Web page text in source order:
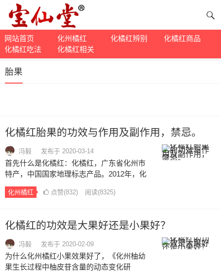
网站首页 化州橘红 化橘红辨别
化橘红商品
化橘红吃法
化橘红相关
胎果
化橘红胎果的功效与作用及副作用，禁忌。
冯毅 发布于 2020-03-14
首先什么是化橘红：化橘红，广东省化州市
特产，中国国家地理标志产品。2012年，化
橘红（中药文化）入选广东省非物质文化遗
产项目，同年化橘红被列入《美国药典》。
含“类素互呔”等有效成分，不仅止咳化痰的功
效神奇，更为可贵的是对人体心脑血管健
康、美容、解毒的功能神奇突显，保健医疗
效果独佳。…
化州橘红 点赞(832) 阅读(8325)
化橘红的功效是大果好还是小果好？
冯毅 发布于 2020-02-09
为什么化州橘红小果效果好了，《化州柚幼
果生长过程中柚皮苷含量的动态变化研